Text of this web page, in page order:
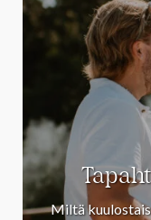
Miltä